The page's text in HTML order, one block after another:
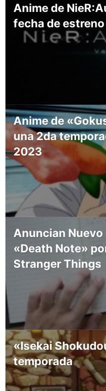
Anime de
fecha de estreno
Anime de
una 2da
2023
Anuncian
«Death Note»
Stranger Things
«Isekai
temporada